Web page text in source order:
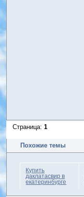
Страница:1
Похожие темы
Купить
даклатасвир в
екатеринбурге